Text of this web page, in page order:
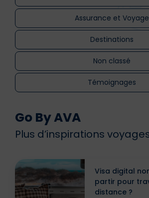
Assurance et Voyage
Destinations
Non classé
Témoignages
Go By AVA
Plus d’inspirations
Visa digital
partir pour
distance ?